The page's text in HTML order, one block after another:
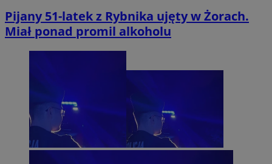
Pijany 51-latek z Rybnika ujęty w Żorach.
Miał ponad promil alkoholu